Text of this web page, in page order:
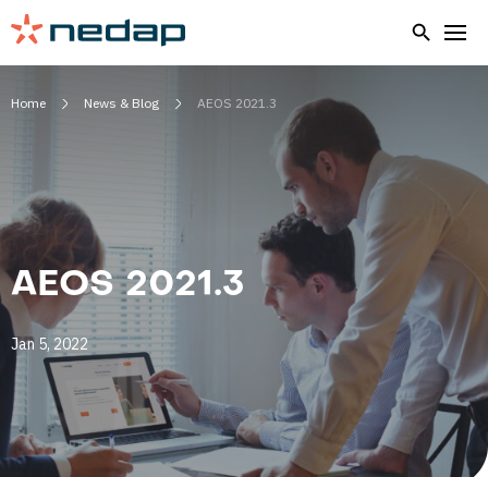
Home News & Blog AEOS 2021.3
AEOS 2021.3
Jan 5, 2022